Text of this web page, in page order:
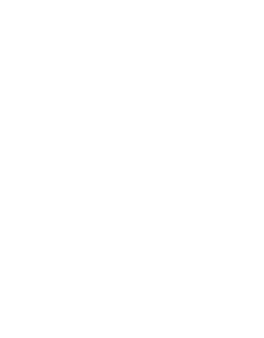
nemá problém napĺňať svoje
pestovaním banánov a
posvätný kakaový nápoj.